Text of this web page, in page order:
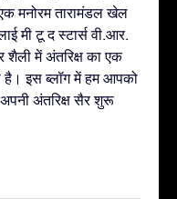
मनोरम तारामंडल खेल
मी टू द स्टार्स वी.आर.
में अंतरिक्ष का एक
इस ब्लॉग में हम आपको
अंतरिक्ष सैर शुरू